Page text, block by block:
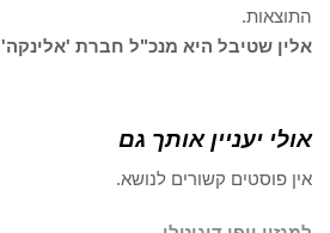
התוצאות.
אלין שטיבל היא מנכ"ל חברת 'אלינקה'
אולי יעניין אותך גם
אין פוסטים קשורים לנושא.